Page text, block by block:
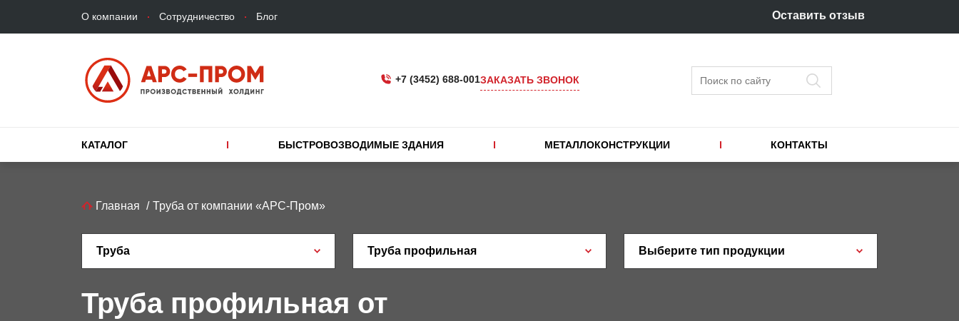
Верхнее
меню
О компании Сотрудничество Блог Оставить отзыв
+7 (3452) 688-001ЗАКАЗАТЬ ЗВОНОК Поиск
Основная
навигация
КАТАЛОГ БЫСТРОВОЗВОДИМЫЕ ЗДАНИЯ МЕТАЛЛОКОНСТРУКЦИИ КОНТАКТЫ
Строка
Главная Труба от компании «АРС-Пром»
Труба Труба профильная Выберите тип продукции
Труба профильная от